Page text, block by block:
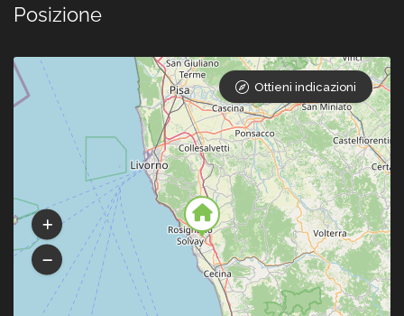
Posizione
Ottieni indicazioni